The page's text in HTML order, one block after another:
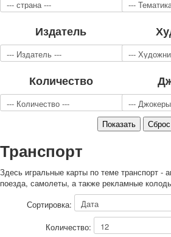
Спорт
Охота и рыбалка
Армия и полиция
Недорогие колоды для игры
Юмор
8 марта
Поздравляю
С днём рождения!
Издатель
Количество
Транспорт
Здесь игральные карты по теме транспорт -
поезда, самолеты, а также рекламные
Сортировка:
Количество: